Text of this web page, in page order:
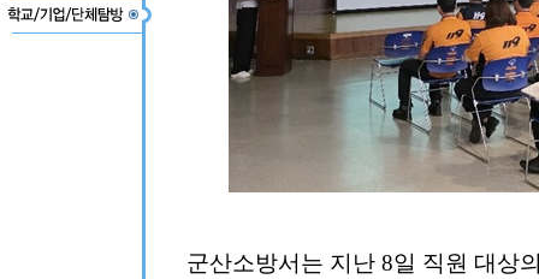
군산소방서는 지난 8일 직원 대상